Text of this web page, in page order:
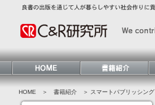
HOME ＞ 書籍紹介 ＞ スマートパブリッシング